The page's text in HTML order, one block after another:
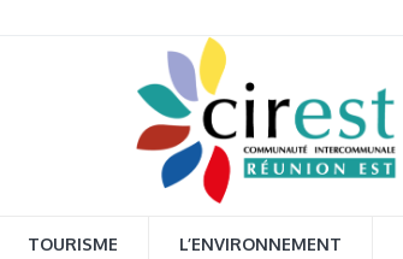
TOURISME L’ENVIRONNEMENT